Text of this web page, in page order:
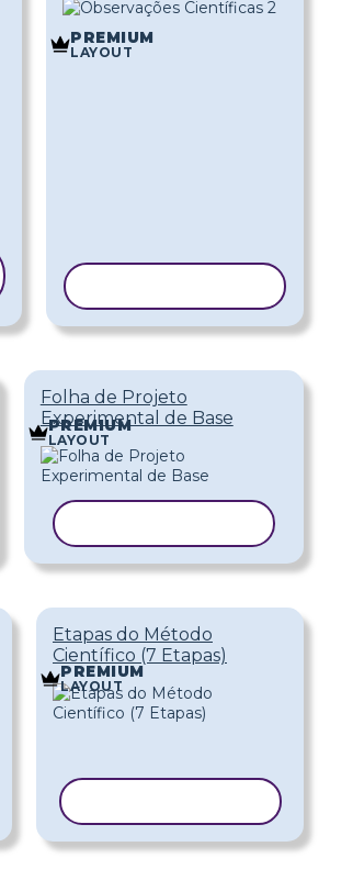
PREMIUM
LAYOUT
Folha de Projeto
Experimental de Base
PREMIUM
LAYOUT
Etapas do Método
Científico (7 Etapas)
PREMIUM
LAYOUT